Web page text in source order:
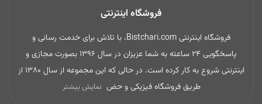
فروشگاه اینترنتی
فروشگاه اینترنتی Bistchari.com، با تلاش برای خدمت رسانی و
پاسخگویی 24 ساعته به شما عزیزان در سال 1396 بصورت مجازی و
اینترنتی شروع به کار کرده است. در حالی که این مجموعه از سال 1380 از
طریق فروشگاه فیزیکی و حض نمایش بیشتر